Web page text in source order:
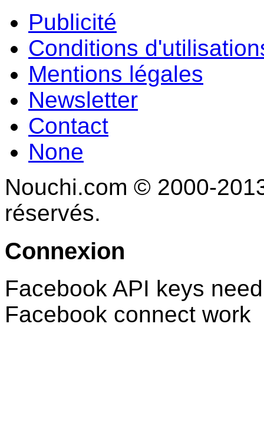
Publicité
Conditions
Mentions légales
Newsletter
Contact
None
Nouchi.com © 2000-
réservés.
Connexion
Facebook API keys
Facebook connect work